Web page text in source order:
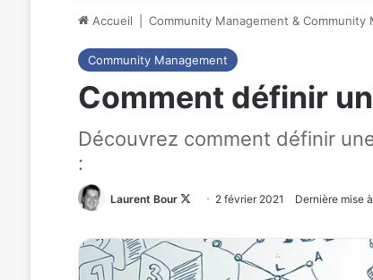
Accueil Community Management & Community
Community Management
Comment définir
Découvrez comment définir
:
Laurent Bour
Follow2 février 2021 Dernière mise